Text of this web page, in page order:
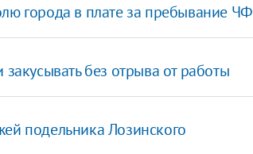
города в плате за пребывание ЧФ
без отрыва от работы
подельника Лозинского